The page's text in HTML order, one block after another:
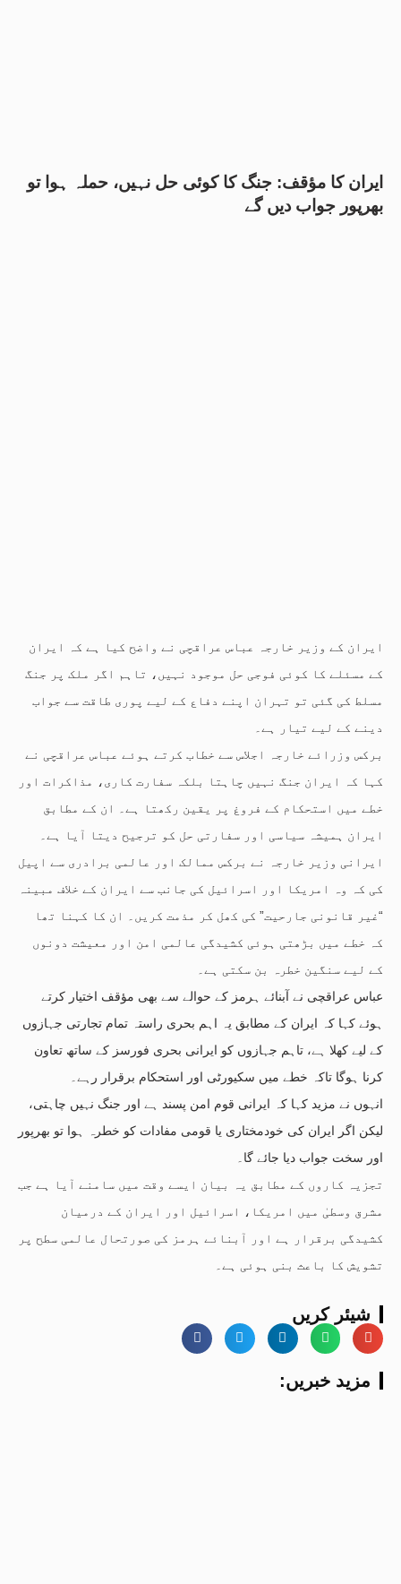
ایران کا مؤقف: جنگ کا کوئی حل نہیں، حملہ ہوا تو
بھرپور جواب دیں گے
ایران کے وزیر خارجہ عباس عراقچی نے واضح کیا ہے کہ ایران
کے مسئلے کا کوئی فوجی حل موجود نہیں، تاہم اگر ملک پر جنگ
مسلط کی گئی تو تہران اپنے دفاع کے لیے پوری طاقت سے جواب
دینے کے لیے تیار ہے۔
برکس وزرائے خارجہ اجلاس سے خطاب کرتے ہوئے عباس عراقچی نے
کہا کہ ایران جنگ نہیں چاہتا بلکہ سفارت کاری، مذاکرات اور
خطے میں استحکام کے فروغ پر یقین رکھتا ہے۔ ان کے مطابق
ایران ہمیشہ سیاسی اور سفارتی حل کو ترجیح دیتا آیا ہے۔
ایرانی وزیر خارجہ نے برکس ممالک اور عالمی برادری سے اپیل
کی کہ وہ امریکا اور اسرائیل کی جانب سے ایران کے خلاف مبینہ
“غیر قانونی جارحیت” کی کھل کر مذمت کریں۔ ان کا کہنا تھا
کہ خطے میں بڑھتی ہوئی کشیدگی عالمی امن اور معیشت دونوں
کے لیے سنگین خطرہ بن سکتی ہے۔
عباس عراقچی نے آبنائے ہرمز کے حوالے سے بھی مؤقف اختیار کرتے
ہوئے کہا کہ ایران کے مطابق یہ اہم بحری راستہ تمام تجارتی جہازوں
کے لیے کھلا ہے، تاہم جہازوں کو ایرانی بحری فورسز کے ساتھ تعاون
کرنا ہوگا تاکہ خطے میں سکیورٹی اور استحکام برقرار رہے۔
انہوں نے مزید کہا کہ ایرانی قوم امن پسند ہے اور جنگ نہیں چاہتی،
لیکن اگر ایران کی خودمختاری یا قومی مفادات کو خطرہ ہوا تو بھرپور
اور سخت جواب دیا جائے گا۔
تجزیہ کاروں کے مطابق یہ بیان ایسے وقت میں سامنے آیا ہے جب
مشرق وسطیٰ میں امریکا، اسرائیل اور ایران کے درمیان
کشیدگی برقرار ہے اور آبنائے ہرمز کی صورتحال عالمی سطح پر
تشویش کا باعث بنی ہوئی ہے۔
شیئر کریں
:مزید خبریں